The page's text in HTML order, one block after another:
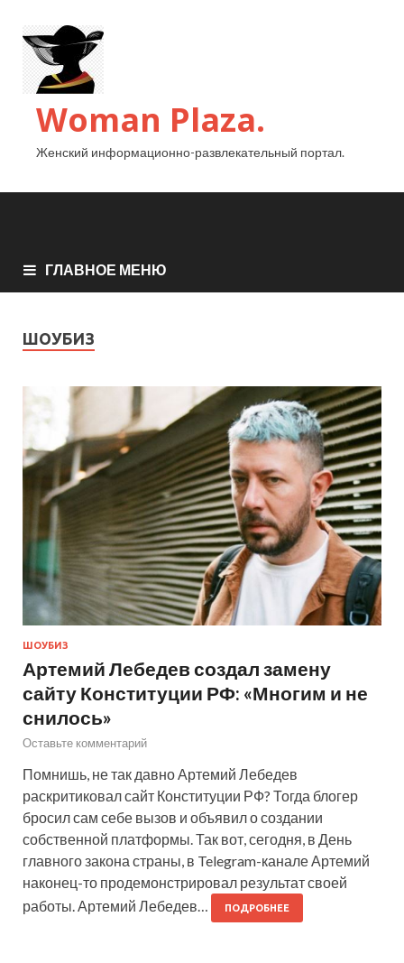
Woman Plaza.
Женский информационно-развлекательный портал.
ГЛАВНОЕ МЕНЮ
ШОУБИЗ
ШОУБИЗ
Артемий Лебедев создал замену
сайту Конституции РФ: «Многим и не
снилось»
Оставьте комментарий
Помнишь, не так давно Артемий Лебедев
раскритиковал сайт Конституции РФ? Тогда блогер
бросил сам себе вызов и объявил о создании
собственной платформы. Так вот, сегодня, в День
главного закона страны, в Telegram-канале Артемий
наконец-то продемонстрировал результат своей
работы. Артемий Лебедев…
ПОДРОБНЕЕ